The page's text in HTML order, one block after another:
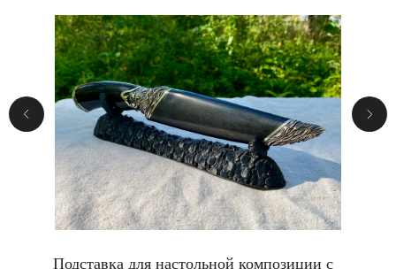
Подставка для настольной композиции с